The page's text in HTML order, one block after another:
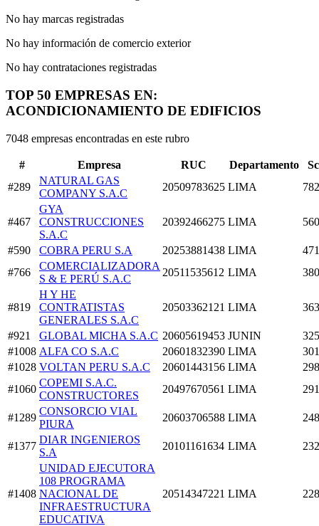
No hay marcas registradas
No hay información de comercio exterior
No hay contrataciones registradas
TOP 50 EMPRESAS EN:
ACONDICIONAMIENTO DE EDIFICIOS
7048 empresas encontradas en este rubro
# Empresa RUC Departamento
#289
NATURAL GAS
COMPANY S.A.C
20509783625 LIMA
#467
GYA
CONSTRUCCIONES
S.A.C
20392466275 LIMA
#590 COBRA PERU S.A 20253881438 LIMA
#766
COMERCIALIZADORA
S & E PERÚ S.A.C
20511535612 LIMA
#819
H Y HE
CONTRATISTAS
GENERALES S.A.C
20503362121 LIMA
#921 GLOBAL MICHA S.A.C 20605619453 JUNIN
#1008 ALFA CO S.A.C 20601832390 LIMA
#1028 VOLTAN PERU S.A.C 20601443156 LIMA
#1060
COPEMI S.A.C.
CONSTRUCTORES
20497670561 LIMA
#1289
CONSORCIO VIAL
PIURA
20603706588 LIMA
#1377
DIAR INGENIEROS
S.A
20101161634 LIMA
#1408
UNIDAD EJECUTORA
108 PROGRAMA
NACIONAL DE
INFRAESTRUCTURA
EDUCATIVA
20514347221 LIMA